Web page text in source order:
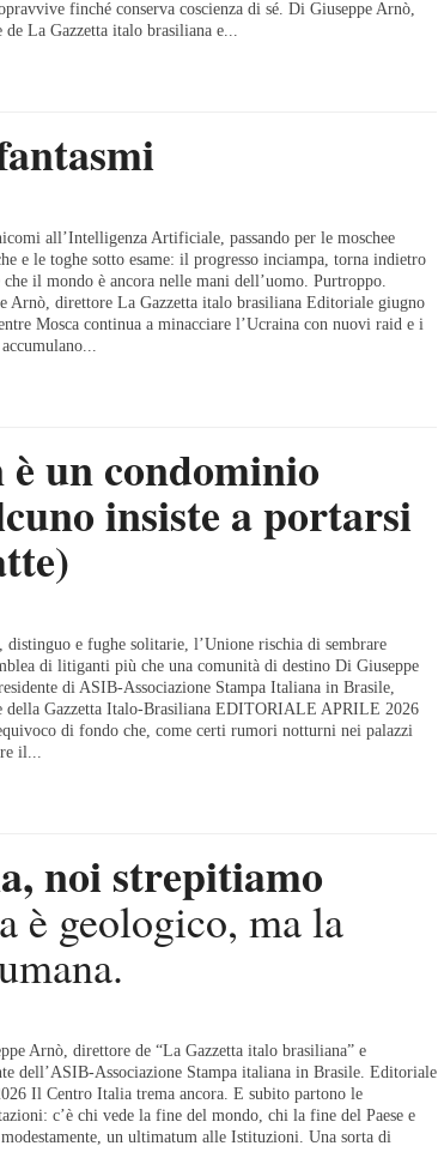
finché conserva coscienza di sé. Di Giuseppe Arnò,
La Gazzetta italo brasiliana e...
all’Intelligenza Artificiale, passando per le moschee
e le toghe sotto esame: il progresso inciampa, torna indietro
che il mondo è ancora nelle mani dell’uomo. Purtroppo.
Arnò, direttore La Gazzetta italo brasiliana Editoriale giugno
Mosca continua a minacciare l’Ucraina con nuovi raid e i
un condominio
insiste a portarsi
distinguo e fughe solitarie, l’Unione rischia di sembrare
di litiganti più che una comunità di destino Di Giuseppe
di ASIB-Associazione Stampa Italiana in Brasile,
della Gazzetta Italo-Brasiliana EDITORIALE APRILE 2026
di fondo che, come certi rumori notturni nei palazzi
il...
noi strepitiamo
è geologico, ma la
Arnò, direttore de “La Gazzetta italo brasiliana” e
dell’ASIB-Associazione Stampa italiana in Brasile. Editoriale
Il Centro Italia trema ancora. E subito partono le
c’è chi vede la fine del mondo, chi la fine del Paese e
un ultimatum alle Istituzioni. Una sorta di